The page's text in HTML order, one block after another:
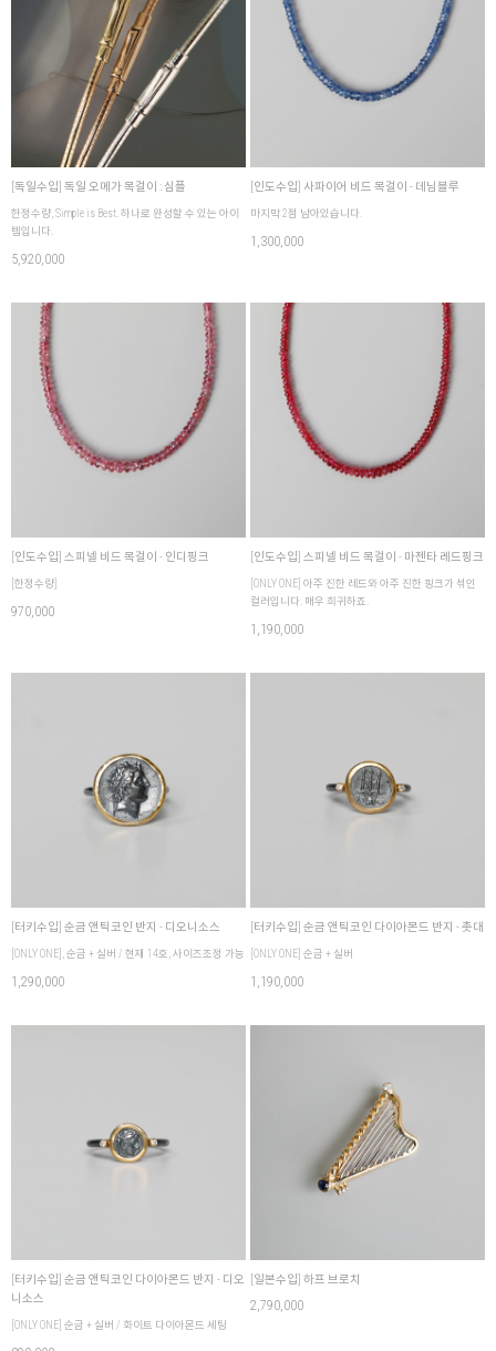
[독일수입] 독일 오메가 목걸이 : 심플
한정수량, Simple is Best. 하나로 완성할 수 있는 아이
템입니다.
5,920,000
[인도수입] 사파이어 비드 목걸이 - 데님블루
마지막 2점 남아있습니다.
1,300,000
[인도수입] 스피넬 비드 목걸이 - 인디핑크
[한정수량]
970,000
[인도수입] 스피넬 비드 목걸이 - 마젠타 레드핑크
[ONLY ONE] 아주 진한 레드와 아주 진한 핑크가 섞인
컬러입니다. 매우 희귀하죠.
1,190,000
[터키수입] 순금 앤틱코인 반지 - 디오니소스
[ONLY ONE], 순금 + 실버 / 현재 14호, 사이즈조정 가능
1,290,000
[터키수입] 순금 앤틱코인 다이아몬드 반지 - 촛대
[ONLY ONE] 순금 + 실버
1,190,000
[터키수입] 순금 앤틱코인 다이아몬드 반지 - 디오
니소스
[ONLY ONE] 순금 + 실버 / 화이트 다이아몬드 세팅
[일본수입] 하프 브로치
2,790,000